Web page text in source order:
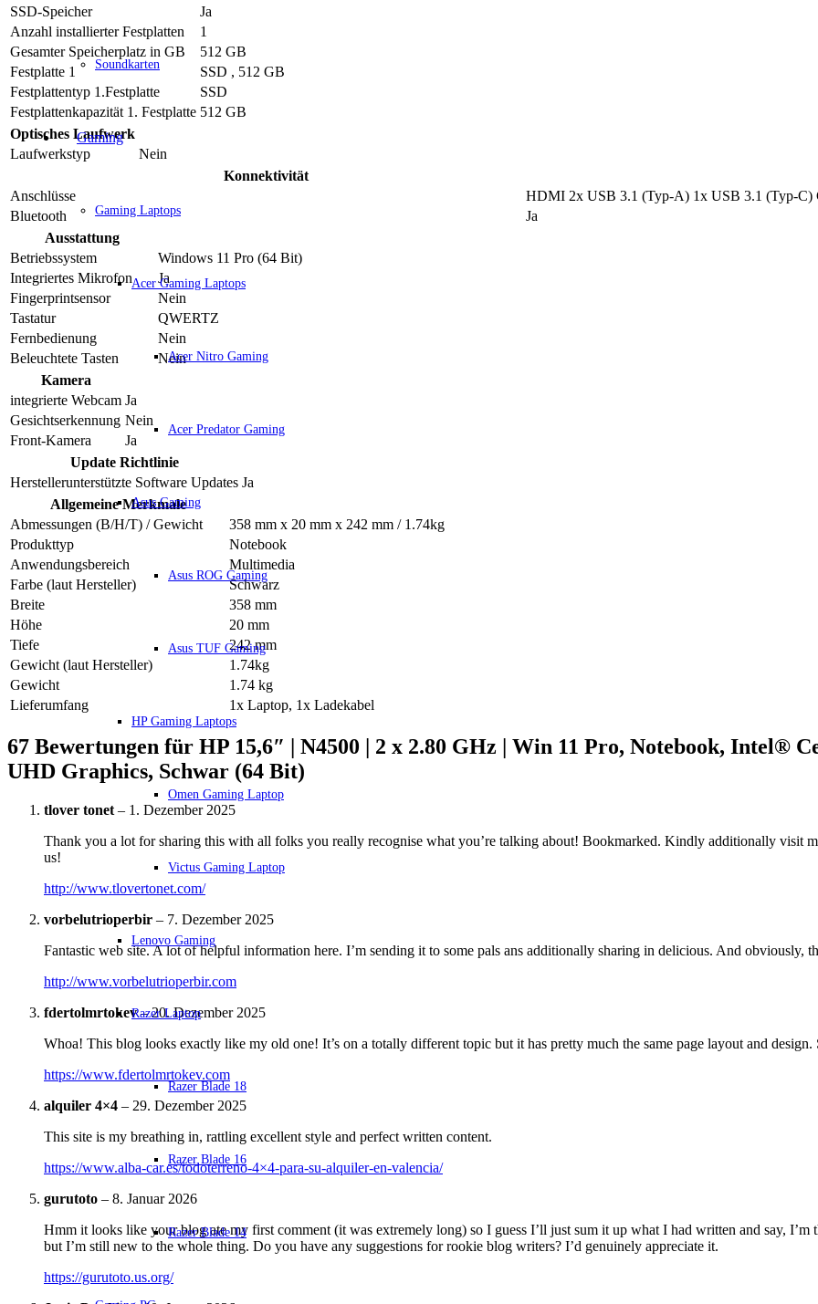
Soundkarten
Gaming
Gaming Laptops
Acer Gaming Laptops
Acer Nitro Gaming
Acer Predator Gaming
Asus Gaming
Asus ROG Gaming
Asus TUF Gaming
HP Gaming Laptops
Omen Gaming Laptop
Victus Gaming Laptop
Lenovo Gaming
Razer Laptop
Razer Blade 18
Razer Blade 16
Razer Blade 14
SSD-Speicher
Ja
Anzahl installierter Festplatten
1
Gesamter Speicherplatz in GB
512 GB
Festplatte 1
SSD , 512 GB
Festplattentyp 1.Festplatte
SSD
Festplattenkapazität 1. Festplatte 512 GB
Optisches Laufwerk
Laufwerkstyp
Nein
Konnektivität
Anschlüsse
HDMI 2x USB 3.1 (Typ-A) 1x USB 3.1 (Typ-C)
Bluetooth
Ja
Ausstattung
Betriebssystem
Windows 11 Pro (64 Bit)
Integriertes Mikrofon
Ja
Fingerprintsensor
Nein
Tastatur
QWERTZ
Fernbedienung
Nein
Beleuchtete Tasten
Nein
Kamera
integrierte Webcam Ja
Gesichtserkennung Nein
Front-Kamera
Ja
Update Richtlinie
Herstellerunterstützte Software Updates Ja
Allgemeine Merkmale
Abmessungen (B/H/T) / Gewicht
358 mm x 20 mm x 242 mm / 1.74kg
Produkttyp
Notebook
Anwendungsbereich
Multimedia
Farbe (laut Hersteller)
Schwarz
Breite
358 mm
Höhe
20 mm
Tiefe
242 mm
Gewicht (laut Hersteller)
1.74kg
Gewicht
1.74 kg
Lieferumfang
1x Laptop, 1x Ladekabel
67 Bewertungen für HP 15,6″ | N4500 | 2 x 2.80 GHz | Win 11 Pro, Notebook, Intel®
UHD Graphics, Schwar (64 Bit)
tlover tonet – 1. Dezember 2025
Thank you a lot for sharing this with all folks you really recognise what you’re talking about! Bookmarked. Kindly additionally visit
us!
http://www.tlovertonet.com/
vorbelutrioperbir – 7. Dezember 2025
Fantastic web site. A lot of helpful information here. I’m sending it to some pals ans additionally sharing in delicious. And obviously,
http://www.vorbelutrioperbir.com
fdertolmrtokev– 20. Dezember 2025
Whoa! This blog looks exactly like my old one! It’s on a totally different topic but it has pretty much the same page layout and design.
https://www.fdertolmrtokev.com
alquiler 4×4 – 29. Dezember 2025
This site is my breathing in, rattling excellent style and perfect written content.
https://www.alba-car.es/todoterreno-4×4-para-su-alquiler-en-valencia/
gurutoto – 8. Januar 2026
Hmm it looks like your blog ate my first comment (it was extremely long) so I guess I’ll just sum it up what I had written and say,
but I’m still new to the whole thing. Do you have any suggestions for rookie blog writers? I’d genuinely appreciate it.
https://gurutoto.us.org/